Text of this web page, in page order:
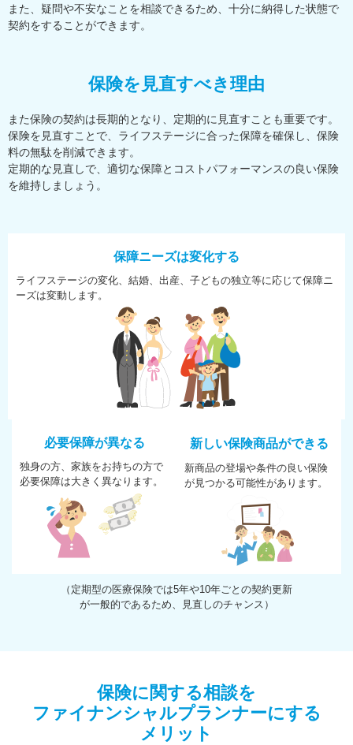
また、疑問や不安なことを相談できるため、十分に納得した状態で
契約をすることができます。
保険を見直すべき理由
また保険の契約は長期的となり、定期的に見直すことも重要です。
保険を見直すことで、ライフステージに合った保障を確保し、保険
料の無駄を削減できます。
定期的な見直しで、適切な保障とコストパフォーマンスの良い保険
を維持しましょう。
保障ニーズは変化する
ライフステージの変化、結婚、 出産、子どもの独立等に応じて保障ニ
ーズは変動します。
必要保障が異なる
独身の方、家族をお持ちの方で
必要保障は大きく異なります。
新しい保険商品ができる
新商品の登場や条件の良い保険
が見つかる可能性があります。
（定期型の医療保険では5年や10年ごとの契約更新
が一般的であるため、見直しのチャンス）
保険に関する相談を
ファイナンシャルプランナーにする
メリット